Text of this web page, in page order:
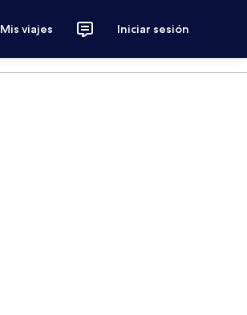
Mis viajes Iniciar sesión